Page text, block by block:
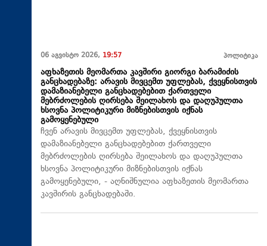
06 აგვისტო 2026, 19:57 პოლიტიკა
აფხაზეთის მეომართა კავშირი გიორგი ბარამიძის
განცხადებაზე: არავის მივცემთ უფლებას, ქვეყნისთვის
დამაზიანებელი განცხადებებით ქართველი
მებრძოლების ღირსება შეილახოს და დაღუპულთა
ხსოვნა პოლიტიკური მიზნებისთვის იქნას
გამოყენებული
ჩვენ არავის მივცემთ უფლებას, ქვეყნისთვის
დამაზიანებელი განცხადებებით ქართველი
მებრძოლების ღირსება შეილახოს და დაღუპულთა
ხსოვნა პოლიტიკური მიზნებისთვის იქნას
გამოყენებული, - აღნიშნულია აფხაზეთის მეომართა
კავშირის განცხადებაში.